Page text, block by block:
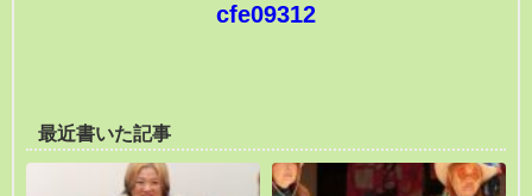
cfe09312
最近書いた記事